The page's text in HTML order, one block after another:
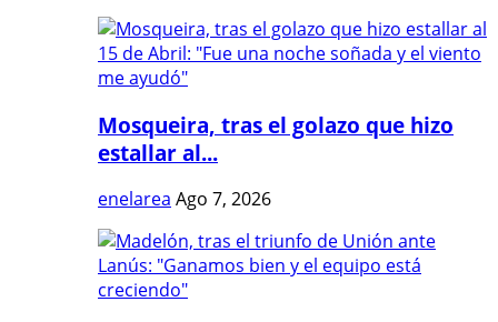
Mosqueira, tras el golazo que hizo
estallar al...
enelarea Ago 7, 2026